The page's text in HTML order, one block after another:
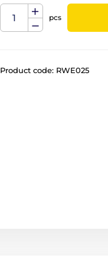
pcs
Product code: RWE025